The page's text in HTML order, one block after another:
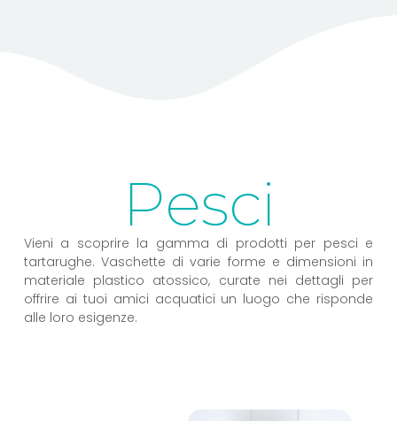
Pesci
Vieni a scoprire la gamma di prodotti per pesci e
tartarughe. Vaschette di varie forme e dimensioni in
materiale plastico atossico, curate nei dettagli per
offrire ai tuoi amici acquatici un luogo che risponde
alle loro esigenze.